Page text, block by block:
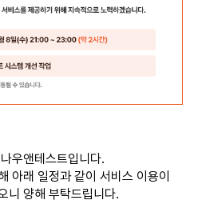
우앤테스트입니다.
아래 일정과 같이 서비스 이용이
니 양해 부탁드립니다.